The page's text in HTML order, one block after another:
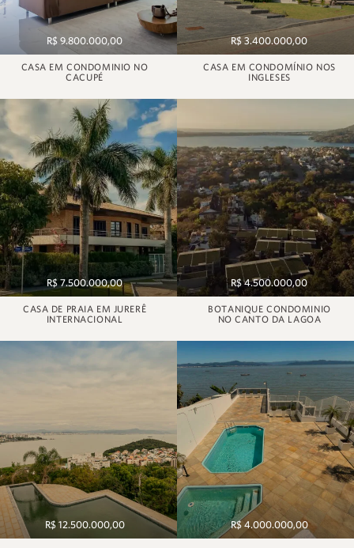
R$ 9.800.000,00
CASA EM CONDOMINIO NO
CACUPÉ
R$ 3.400.000,00
CASA EM CONDOMÍNIO NOS
INGLESES
R$ 7.500.000,00
CASA DE PRAIA EM JURERÊ
INTERNACIONAL
R$ 4.500.000,00
BOTANIQUE CONDOMINIO
NO CANTO DA LAGOA
R$ 12.500.000,00 R$ 4.000.000,00